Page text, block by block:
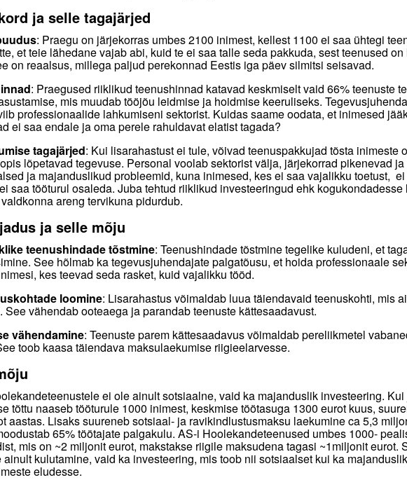
ja selle tagajärjed
: Praegu on järjekorras umbes 2100 inimest, kellest 1100 ei saa ühtegi
et teie lähedane vajab abi, kuid te ei saa talle seda pakkuda, sest teenused
on reaalsus, millega paljud perekonnad Eestis iga päev silmitsi seisavad.
: Praegused riiklikud teenushinnad katavad keskmiselt vaid 66% teenuste
mis muudab tööjõu leidmise ja hoidmise keeruliseks.
professionaalide lahkumiseni sektorist. Kuidas saame oodata, et inimesed
ei saa endale ja oma perele rahuldavat elatist tagada?
tagajärjed: Kui lisarahastust ei tule, võivad teenuspakkujad tõsta inimeste
lõpetavad tegevuse. Personal voolab sektorist välja, järjekorrad pikenevad
ja majanduslikud probleemid, kuna inimesed, kes ei saa vajalikku toetust,
saa tööturul osaleda. Juba tehtud riiklikud investeeringud ehk
areng tervikuna pidurdub.
ja selle mõju
teenushindade tõstmine: Teenushindade tõstmine tegelike kuludeni, et
See hõlmab ka tegevusjuhendajate palgatõusu, et hoida professionaale
kes teevad seda rasket, kuid vajalikku tööd.
loomine: Lisarahastus võimaldab luua täiendavaid teenuskohti, mis
See vähendab ooteaega ja parandab teenuste kättesaadavust.
vähendamine: Teenuste parem kättesaadavus võimaldab pereliikmetel
toob kaasa täiendava maksulaekumise riigieelarvesse.
ei ole ainult sotsiaalne, vaid ka majanduslik investeering.
tõttu naaseb tööturule 1000 inimest, keskmise töötasuga 1300 eurot kuus,
aastas. Lisaks suureneb sotsiaal- ja ravikindlustusmaksu laekumine ca 5,3
65% töötajate palgakulu. AS-i Hoolekandeteenused umbes 1000-
mis on ~2 miljonit eurot, makstakse riigile maksudena tagasi ~1miljonit eurot.
ainult kulutamine, vaid ka investeering, mis toob nii sotsiaalset kui ka
eludesse.